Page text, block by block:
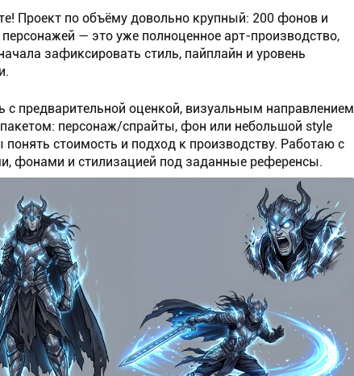
Проект по объёму довольно крупный: 200 фонов и
персонажей — это уже полноценное арт-производство,
зафиксировать стиль, пайплайн и уровень
с предварительной оценкой, визуальным направлением
персонаж/спрайты, фон или небольшой style
понять стоимость и подход к производству. Работаю с
фонами и стилизацией под заданные референсы.